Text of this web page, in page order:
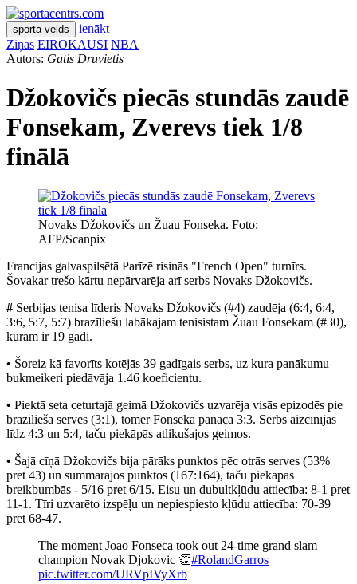
sporta veids
ienākt
Ziņas EIROKAUSI NBA
Autors: Gatis Druvietis
Džokovičs piecās stundās zaudē
Fonsekam, Zverevs tiek 1/8
finālā
Novaks Džokovičs un Žuau Fonseka. Foto:
AFP/Scanpix
Francijas galvaspilsētā Parīzē risinās "French Open" turnīrs.
Šovakar trešo kārtu nepārvarēja arī serbs Novaks Džokovičs.
# Serbijas tenisa līderis Novaks Džokovičs (#4) zaudēja (6:4, 6:4,
3:6, 5:7, 5:7) brazīliešu labākajam tenisistam Žuau Fonsekam (#30),
kuram ir 19 gadi.
• Šoreiz kā favorīts kotējās 39 gadīgais serbs, uz kura panākumu
bukmeikeri piedāvāja 1.46 koeficientu.
• Piektā seta ceturtajā geimā Džokovičs uzvarēja visās epizodēs pie
brazīlieša serves (3:1), tomēr Fonseka panāca 3:3. Serbs aizcīnījās
līdz 4:3 un 5:4, taču piekāpās atlikušajos geimos.
• Šajā cīņā Džokovičs bija pārāks punktos pēc otrās serves (53%
pret 43) un summārajos punktos (167:164), taču piekāpās
breikbumbās - 5/16 pret 6/15. Eisu un dubultkļūdu attiecība: 8-1 pret
11-1. Tīri uzvarēto izspēļu un nepiespiesto kļūdu attiecība: 70-39
pret 68-47.
The moment Joao Fonseca took out 24-time grand slam
champion Novak Djokovic 👏#RolandGarros
pic.twitter.com/URVpIVyXrb